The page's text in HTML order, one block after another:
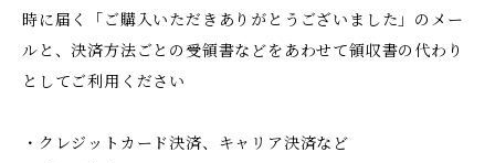
時に届く「ご購入いただきありがとうございました」のメー
ルと、決済方法ごとの受領書などをあわせて領収書の代わり
としてご利用ください
・クレジットカード決済、キャリア決済など